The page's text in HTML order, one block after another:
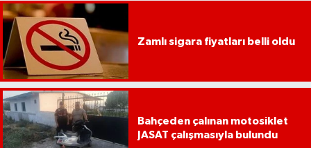
Zamlı sigara fiyatları belli oldu
Bahçeden çalınan motosiklet
JASAT çalışmasıyla bulundu
KÜTAHYA
MANİSA
MUĞLA
UŞAK